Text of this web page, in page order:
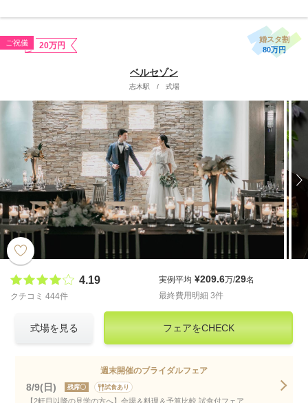
ご祝儀 20万円
婚スタ割
80万円
ベルセゾン
志木駅 / 式場
4.19
クチコミ 444件
実例平均 ¥209.6万/29名
最終費用明細 3件
式場を見る フェアをCHECK
週末開催のブライダルフェア
8/9(日) 残席〇 試食あり
【2軒目以降の見学の方へ】会場＆料理＆予算比較 試食付フェア